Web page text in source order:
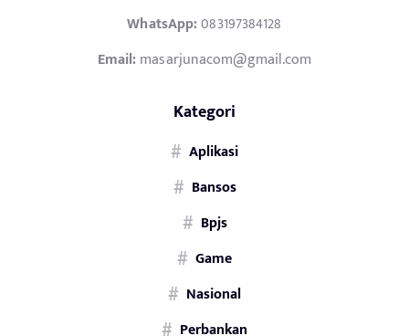
WhatsApp:083197384128
Email:masarjunacom@gmail.com
Kategori
Aplikasi
Bansos
Bpjs
Game
Nasional
Perbankan